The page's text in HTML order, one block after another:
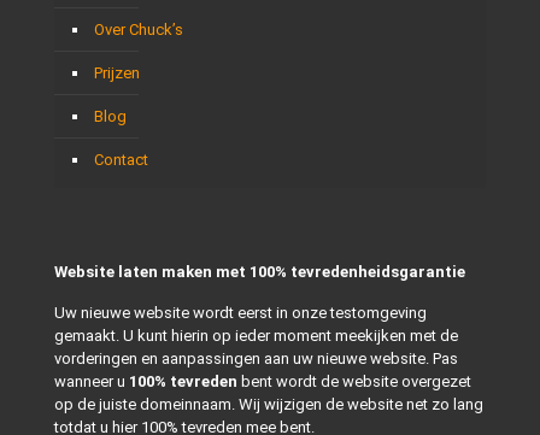
Over Chuck’s
Prijzen
Blog
Contact
Website laten maken met 100% tevredenheidsgarantie
Uw nieuwe website wordt eerst in onze testomgeving
gemaakt. U kunt hierin op ieder moment meekijken met de
vorderingen en aanpassingen aan uw nieuwe website. Pas
wanneer u 100% tevreden bent wordt de website overgezet
op de juiste domeinnaam. Wij wijzigen de website net zo lang
totdat u hier 100% tevreden mee bent.